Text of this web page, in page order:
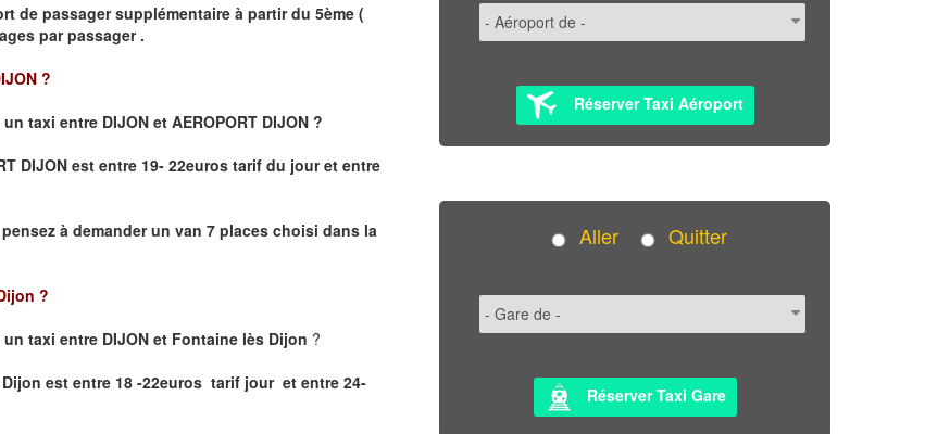
de passager supplémentaire à partir du 5ème (
par passager .
?
taxi entre DIJON et AEROPORT DIJON ?
DIJON est entre 19- 22euros tarif du jour et entre
à demander un van 7 places choisi dans la
?
taxi entre DIJON et Fontaine lès Dijon ?
est entre 18 -22euros tarif jour et entre 24-
Réserver Taxi Aéroport
Aller Quitter
Réserver Taxi Gare